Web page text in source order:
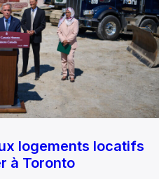
logements locatifs
à Toronto